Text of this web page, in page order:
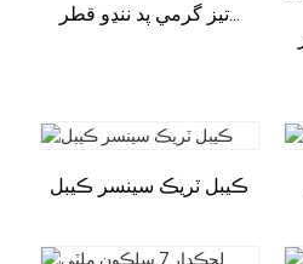
تيز گرمي پد ننڍو قطر...
ڪيبل ٽريڪ سينسر ڪيبل